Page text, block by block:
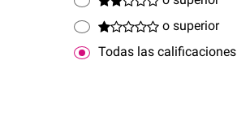
o superior
Todas las calificaciones